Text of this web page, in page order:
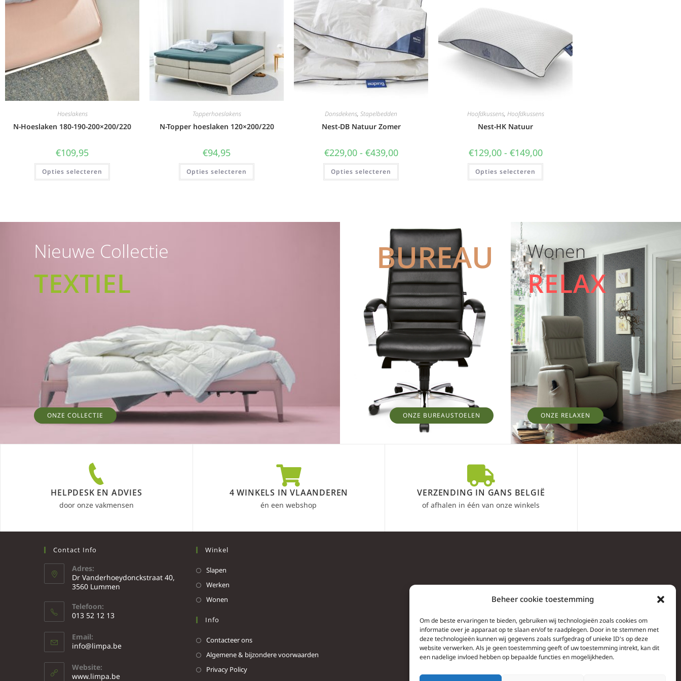
Beheer cookie toestemming
Om de beste ervaringen te bieden, gebruiken wij technologieën zoals cookies om
informatie over je apparaat op te slaan en/of te raadplegen. Door in te stemmen met
deze technologieën kunnen wij gegevens zoals surfgedrag of unieke ID's op deze
website verwerken. Als je geen toestemming geeft of uw toestemming intrekt, kan dit
een nadelige invloed hebben op bepaalde functies en mogelijkheden.
Hoeslakens
N-Hoeslaken 180-190-200×200/220
€109,95
Opties selecteren
Topperhoeslakens
N-Topper hoeslaken 120×200/220
€94,95
Opties selecteren
Donsdekens, Stapelbedden
Nest-DB Natuur Zomer
€229,00 - €439,00
Opties selecteren
Hoofdkussens, Hoofdkussens
Nest-HK Natuur
€129,00 - €149,00
Opties selecteren
Nieuwe Collectie
TEXTIEL
ONZE COLLECTIE
BUREAU
ONZE BUREAUSTOELEN
Wonen
RELAX
ONZE RELAXEN
HELPDESK EN ADVIES
door onze vakmensen
4 WINKELS IN VLAANDEREN
én een webshop
VERZENDING IN GANS BELGIË
of afhalen in één van onze winkels
Contact Info
Adres:
Dr Vanderhoeydonckstraat 40,
3560 Lummen
Telefoon:
013 52 12 13
Email:
info@limpa.be
Website:
www.limpa.be
Winkel
Slapen
Werken
Wonen
Info
Contacteer ons
Algemene & bijzondere voorwaarden
Privacy Policy